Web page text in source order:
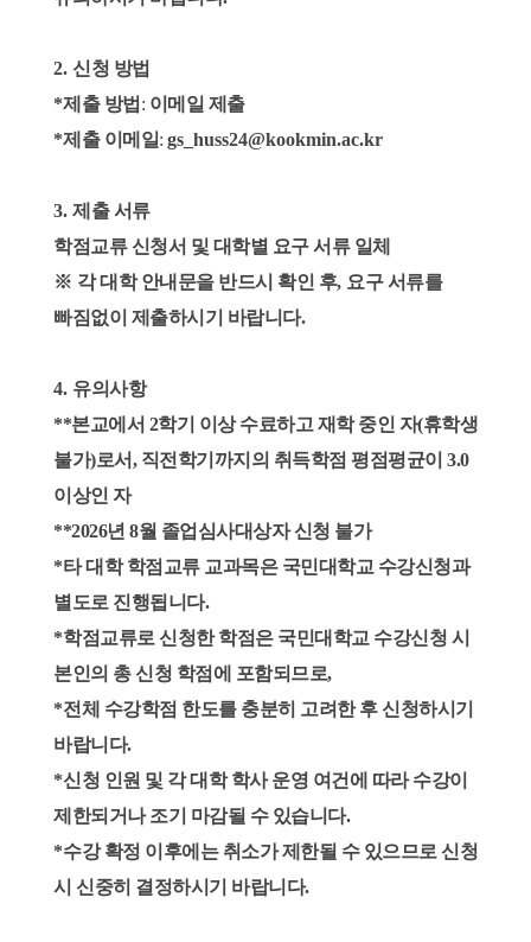
2. 신청 방법
*제출 방법 : 이메일 제출
*제출 이메일: gs_huss24@kookmin.ac.kr
3. 제출 서류
학점교류 신청서 및 대학별 요구 서류 일체
※ 각 대학 안내문을 반드시 확인 후, 요구 서류를
빠짐없이 제출하시기 바랍니다.
4. 유의사항
**본교에서 2학기 이상 수료하고 재학 중인 자(휴학생
불가)로서, 직전학기까지의 취득학점 평점평균이 3.0
이상인 자
**2026년 8월 졸업심사대상자 신청 불가
*타 대학 학점교류 교과목은 국민대학교 수강신청과
별도로 진행됩니다.
*학점교류로 신청한 학점은 국민대학교 수강신청 시
본인의 총 신청 학점에 포함되므로,
*전체 수강학점 한도를 충분히 고려한 후 신청하시기
바랍니다.
*신청 인원 및 각 대학 학사 운영 여건에 따라 수강이
제한되거나 조기 마감될 수 있습니다.
*수강 확정 이후에는 취소가 제한될 수 있으므로 신청
시 신중히 결정하시기 바랍니다.